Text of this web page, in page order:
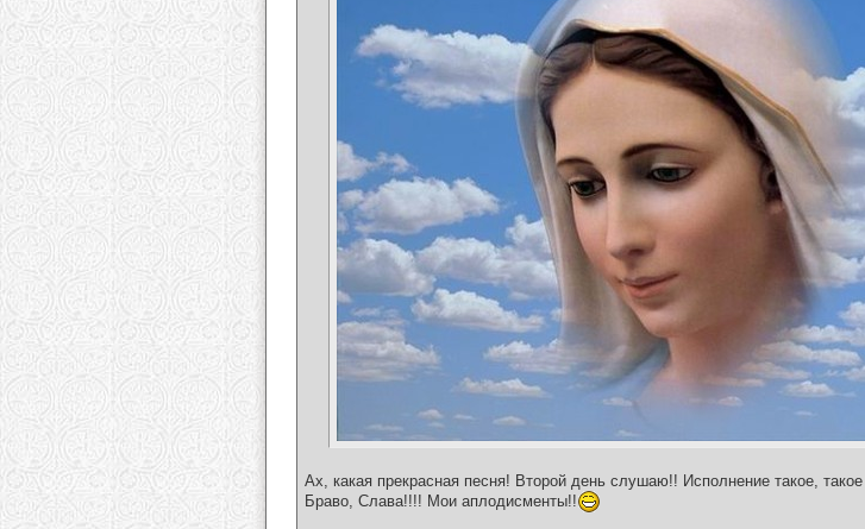
Ах, какая прекрасная песня! Второй день слушаю!! Исполнение такое,
Браво, Слава!!!! Мои аплодисменты!!